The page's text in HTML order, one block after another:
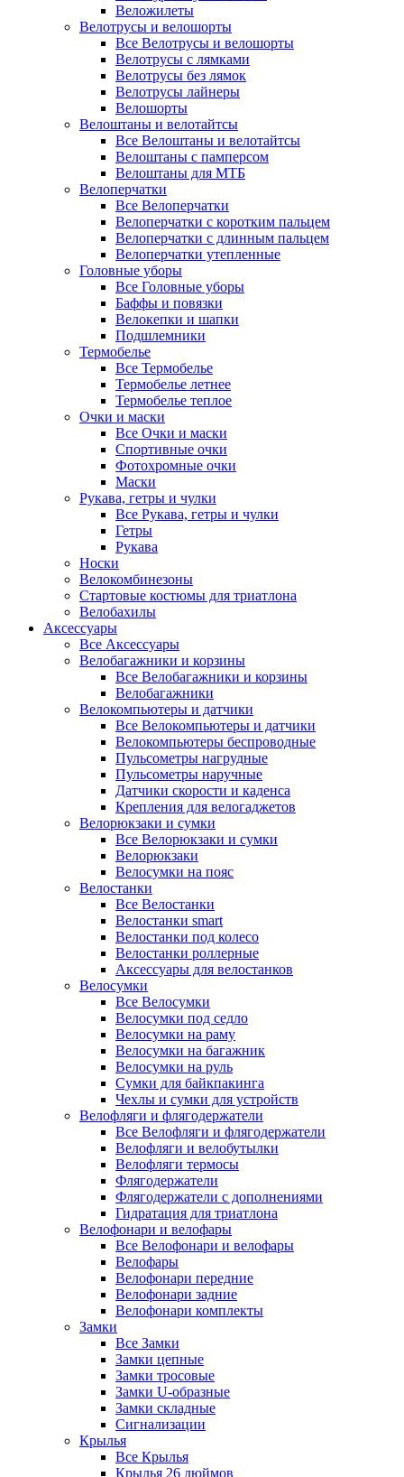
Веложилеты
Велотрусы и велошорты
Все Велотрусы и велошорты
Велотрусы с лямками
Велотрусы без лямок
Велотрусы лайнеры
Велошорты
Велоштаны и велотайтсы
Все Велоштаны и велотайтсы
Велоштаны с памперсом
Велоштаны для МТБ
Велоперчатки
Все Велоперчатки
Велоперчатки с коротким пальцем
Велоперчатки с длинным пальцем
Велоперчатки утепленные
Головные уборы
Все Головные уборы
Баффы и повязки
Велокепки и шапки
Подшлемники
Термобелье
Все Термобелье
Термобелье летнее
Термобелье теплое
Очки и маски
Все Очки и маски
Спортивные очки
Фотохромные очки
Маски
Рукава, гетры и чулки
Все Рукава, гетры и чулки
Гетры
Рукава
Носки
Велокомбинезоны
Стартовые костюмы для триатлона
Велобахилы
Аксессуары
Все Аксессуары
Велобагажники и корзины
Все Велобагажники и корзины
Велобагажники
Велокомпьютеры и датчики
Все Велокомпьютеры и датчики
Велокомпьютеры беспроводные
Пульсометры нагрудные
Пульсометры наручные
Датчики скорости и каденса
Крепления для велогаджетов
Велорюкзаки и сумки
Все Велорюкзаки и сумки
Велорюкзаки
Велосумки на пояс
Велостанки
Все Велостанки
Велостанки smart
Велостанки под колесо
Велостанки роллерные
Аксессуары для велостанков
Велосумки
Все Велосумки
Велосумки под седло
Велосумки на раму
Велосумки на багажник
Велосумки на руль
Сумки для байкпакинга
Чехлы и сумки для устройств
Велофляги и флягодержатели
Все Велофляги и флягодержатели
Велофляги и велобутылки
Велофляги термосы
Флягодержатели
Флягодержатели с дополнениями
Гидратация для триатлона
Велофонари и велофары
Все Велофонари и велофары
Велофары
Велофонари передние
Велофонари задние
Велофонари комплекты
Замки
Все Замки
Замки цепные
Замки тросовые
Замки U-образные
Замки складные
Сигнализации
Крылья
Все Крылья
Крылья 26 дюймов